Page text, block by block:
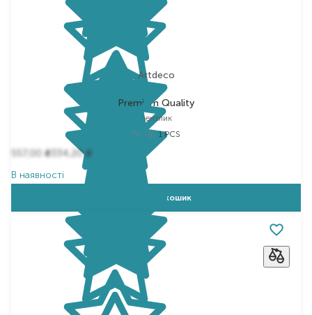
Artdeco
Premium Quality
пензлик
Вибір 1 PCS
557,00₴ 334,20 ₴
В наявності
Додати в кошик